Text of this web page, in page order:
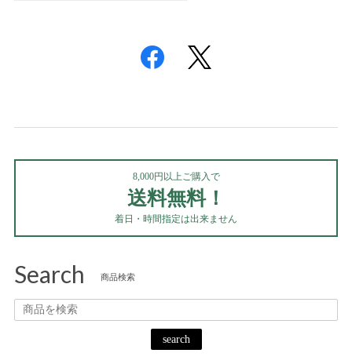
8,000円以上ご購入で
送料無料！
着日・時間指定は出来ません
Search 商品検索
search